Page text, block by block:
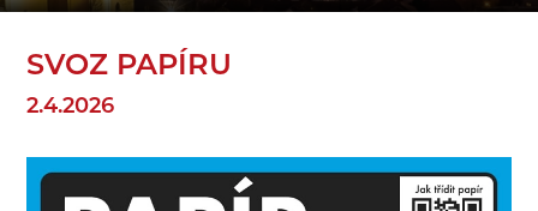
SVOZ PAPÍRU
2.4.2026